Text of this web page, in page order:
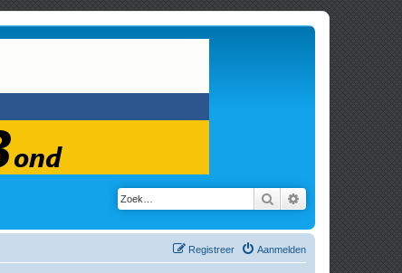
Zoek Uitgebreid zoeken
Aanmelden
Registreer